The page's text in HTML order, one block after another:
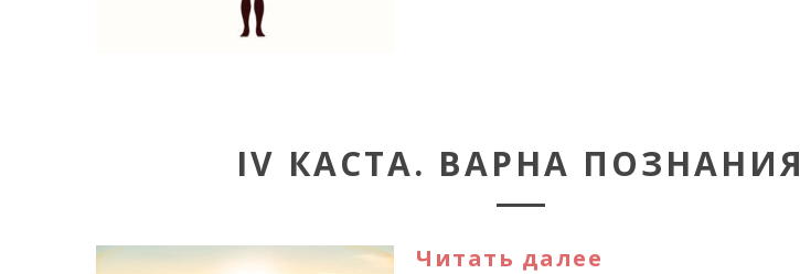
IV КАСТА. ВАРНА ПОЗНАНИЯ
Читать далее